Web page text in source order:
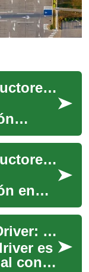
Formación para conductores de camión en España
a
Formación para conductores de camión en España
en
Empleos para Truck Driver: guía práctica para conductores de transporte
es
con